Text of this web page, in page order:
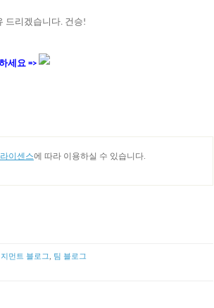
드리겠습니다. 건승!
세요 =>
이센스에 따라 이용하실 수 있습니다.
먼트 블로그
팀 블로그